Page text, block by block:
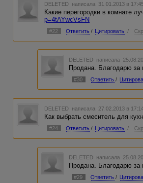
DELETED написала 31.01.2013 в
Какие перегородки в комнате
p=4tAYwcVsFN
#22 Ответить / Цитировать /
DELETED написала
Продана. Благодарю за
#30 Ответить /
DELETED написала 27.02.2013 в
Как выбрать смеситель для
#24 Ответить / Цитировать /
DELETED написала
Продана. Благодарю за
#29 Ответить /